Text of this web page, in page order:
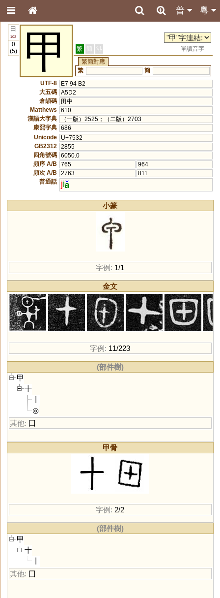
粵
普
田
102
0
(5)
甲 繁 簡 港
單讀音字
繁簡對應
繁
簡
UTF-8
E7 94 B2
大五碼 A5D2
倉頡碼
田中
Matthews
610
漢語大字典
（一版）2525；（二版）2703
康熙字典 686
Unicode
U+7532
GB2312
2855
四角號碼 6050.0
頻序 A/B
765
964
頻次 A/B
2763
811
普通話
ji
小篆
字例: 1/1
金文
字例: 11/223
(部件樹)
甲
十
◎
其他: 囗
甲骨
字例: 2/2
(部件樹)
甲
十
其他: 囗